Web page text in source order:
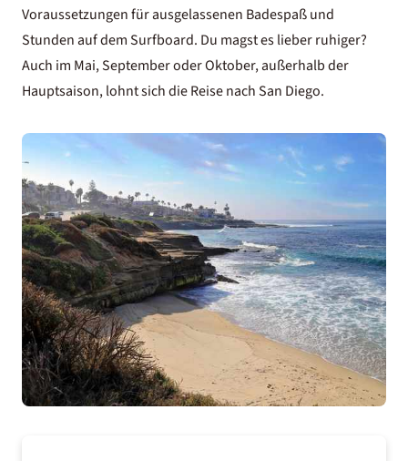
Voraussetzungen für ausgelassenen Badespaß und
Stunden auf dem Surfboard. Du magst es lieber ruhiger?
Auch im Mai, September oder Oktober, außerhalb der
Hauptsaison, lohnt sich die Reise nach San Diego.